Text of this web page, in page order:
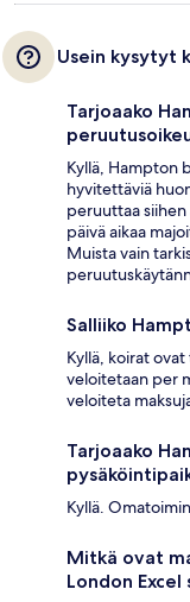
Usein kysytyt
Tarjoaako
Kyllä, Hampton
hyvitettäviä
peruuttaa
päivä aikaa
Muista vain
Salliiko
Kyllä, koirat
veloitetaan per
veloiteta
Tarjoaako
Kyllä.
Mitkä ovat
London